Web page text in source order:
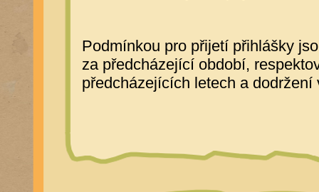
Podmínkou pro přijetí přihlášky
za předcházející období,
předcházejících letech a